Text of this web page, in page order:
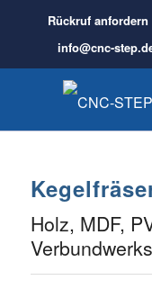
Rückruf anfordern
info@cnc-
Holz, MDF,